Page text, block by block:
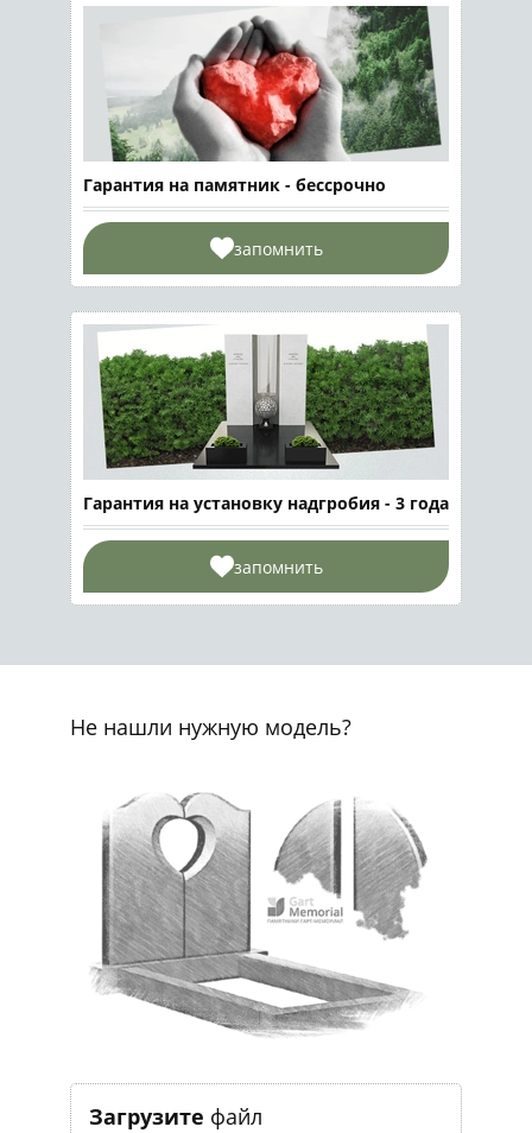
Гарантия на памятник - бессрочно
запомнить
Гарантия на установку надгробия - 3 года
запомнить
Не нашли нужную модель?
Загрузите файл